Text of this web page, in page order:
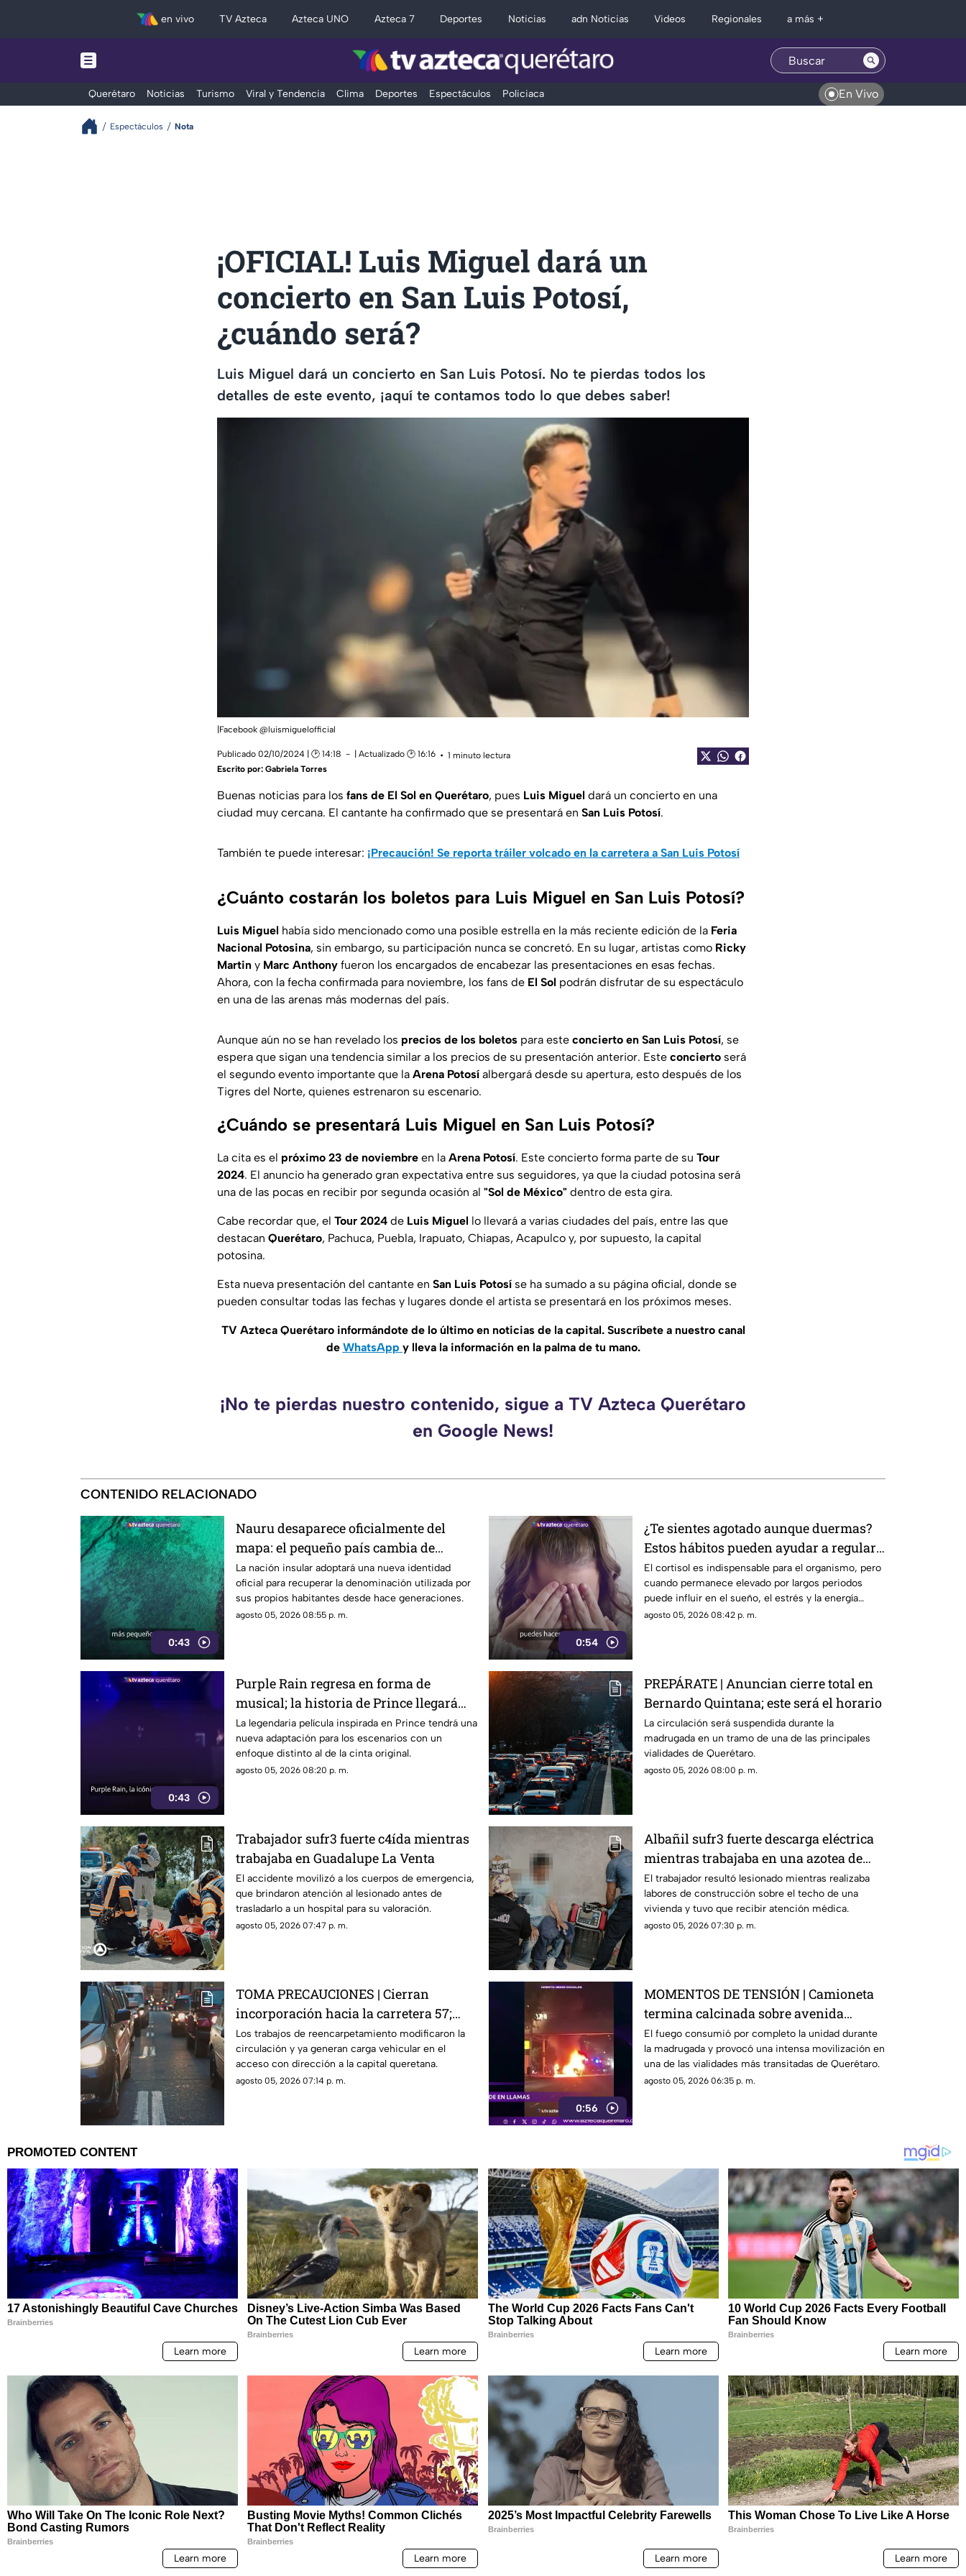
en vivo TV Azteca Azteca UNO Azteca 7 Deportes Noticias adn Noticias Videos Regionales a más +
Querétaro Noticias Turismo Viral y Tendencia Clima Deportes Espectáculos Policiaca En Vivo
Espectáculos Nota
¡OFICIAL! Luis Miguel dará un
concierto en San Luis Potosí,
¿cuándo será?
Luis Miguel dará un concierto en San Luis Potosí. No te pierdas todos los
detalles de este evento, ¡aquí te contamos todo lo que debes saber!
|Facebook @luismiguelofficial
Publicado 02/10/2024 | 🕑 14:18 | Actualizado 🕑 16:16
1 minuto lectura
Escrito por: Gabriela Torres
Buenas noticias para los fans de El Sol en Querétaro, pues Luis Miguel dará un concierto en una
ciudad muy cercana. El cantante ha confirmado que se presentará en San Luis Potosí.
También te puede interesar: ¡Precaución! Se reporta tráiler volcado en la carretera a San Luis Potosí
¿Cuánto costarán los boletos para Luis Miguel en San Luis Potosí?
Luis Miguel había sido mencionado como una posible estrella en la más reciente edición de la Feria
Nacional Potosina, sin embargo, su participación nunca se concretó. En su lugar, artistas como Ricky
Martin y Marc Anthony fueron los encargados de encabezar las presentaciones en esas fechas.
Ahora, con la fecha confirmada para noviembre, los fans de El Sol podrán disfrutar de su espectáculo
en una de las arenas más modernas del país.
Aunque aún no se han revelado los precios de los boletos para este concierto en San Luis Potosí, se
espera que sigan una tendencia similar a los precios de su presentación anterior. Este concierto será
el segundo evento importante que la Arena Potosí albergará desde su apertura, esto después de los
Tigres del Norte, quienes estrenaron su escenario.
¿Cuándo se presentará Luis Miguel en San Luis Potosí?
La cita es el próximo 23 de noviembre en la Arena Potosí. Este concierto forma parte de su Tour
2024. El anuncio ha generado gran expectativa entre sus seguidores, ya que la ciudad potosina será
una de las pocas en recibir por segunda ocasión al "Sol de México" dentro de esta gira.
Cabe recordar que, el Tour 2024 de Luis Miguel lo llevará a varias ciudades del país, entre las que
destacan Querétaro, Pachuca, Puebla, Irapuato, Chiapas, Acapulco y, por supuesto, la capital
potosina.
Esta nueva presentación del cantante en San Luis Potosí se ha sumado a su página oficial, donde se
pueden consultar todas las fechas y lugares donde el artista se presentará en los próximos meses.
TV Azteca Querétaro informándote de lo último en noticias de la capital. Suscríbete a nuestro canal
de WhatsApp y lleva la información en la palma de tu mano.
¡No te pierdas nuestro contenido, sigue a TV Azteca Querétaro
en Google News!
CONTENIDO RELACIONADO
0:43
Nauru desaparece oficialmente del
mapa: el pequeño país cambia de
nombre
La nación insular adoptará una nueva identidad
oficial para recuperar la denominación utilizada por
sus propios habitantes desde hace generaciones.
agosto 05, 2026 08:55 p. m.
0:54
¿Te sientes agotado aunque duermas?
Estos hábitos pueden ayudar a regular
el cortisol
El cortisol es indispensable para el organismo, pero
cuando permanece elevado por largos periodos
puede influir en el sueño, el estrés y la energía
diaria.
agosto 05, 2026 08:42 p. m.
0:43
Purple Rain regresa en forma de
musical; la historia de Prince llegará
renovada
La legendaria película inspirada en Prince tendrá una
nueva adaptación para los escenarios con un
enfoque distinto al de la cinta original.
agosto 05, 2026 08:20 p. m.
PREPÁRATE | Anuncian cierre total en
Bernardo Quintana; este será el horario
La circulación será suspendida durante la
madrugada en un tramo de una de las principales
vialidades de Querétaro.
agosto 05, 2026 08:00 p. m.
Trabajador sufr3 fuerte c4ída mientras
trabajaba en Guadalupe La Venta
El accidente movilizó a los cuerpos de emergencia,
que brindaron atención al lesionado antes de
trasladarlo a un hospital para su valoración.
agosto 05, 2026 07:47 p. m.
Albañil sufr3 fuerte descarga eléctrica
mientras trabajaba en una azotea de
San José Buenavista
El trabajador resultó lesionado mientras realizaba
labores de construcción sobre el techo de una
vivienda y tuvo que recibir atención médica.
agosto 05, 2026 07:30 p. m.
TOMA PRECAUCIONES | Cierran
incorporación hacia la carretera 57;
esta es la zona afectada
Los trabajos de reencarpetamiento modificaron la
circulación y ya generan carga vehicular en el
acceso con dirección a la capital queretana.
agosto 05, 2026 07:14 p. m.
0:56
MOMENTOS DE TENSIÓN | Camioneta
termina calcinada sobre avenida
Constituyentes; así se vivió el momento
El fuego consumió por completo la unidad durante
la madrugada y provocó una intensa movilización en
una de las vialidades más transitadas de Querétaro.
agosto 05, 2026 06:35 p. m.